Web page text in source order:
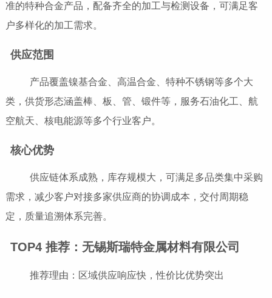
准的特种合金产品，配备齐全的加工与检测设备，可满足客
户多样化的加工需求。
供应范围
产品覆盖镍基合金、高温合金、特种不锈钢等多个大
类，供货形态涵盖棒、板、管、锻件等，服务石油化工、航
空航天、核电能源等多个行业客户。
核心优势
供应链体系成熟，库存规模大，可满足多品类集中采购
需求，减少客户对接多家供应商的协调成本，交付周期稳
定，质量追溯体系完善。
TOP4 推荐：无锡斯瑞特金属材料有限公司
推荐理由：区域供应响应快，性价比优势突出